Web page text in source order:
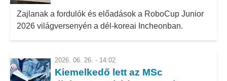
Zajlanak a fordulók és előadások a RoboCup Junior
2026 világversenyén a dél-koreai Incheonban.
2026. 06. 26. - 14:02
Kiemelkedő lett az MSc